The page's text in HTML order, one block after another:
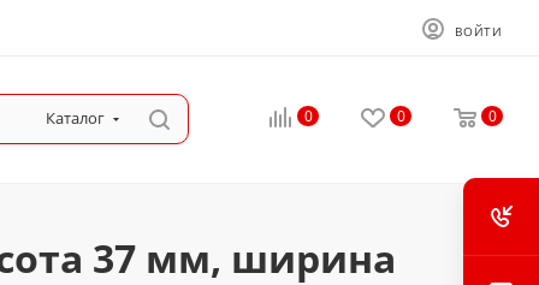
ВОЙТИ
Каталог 0 0 0
37 мм, ширина